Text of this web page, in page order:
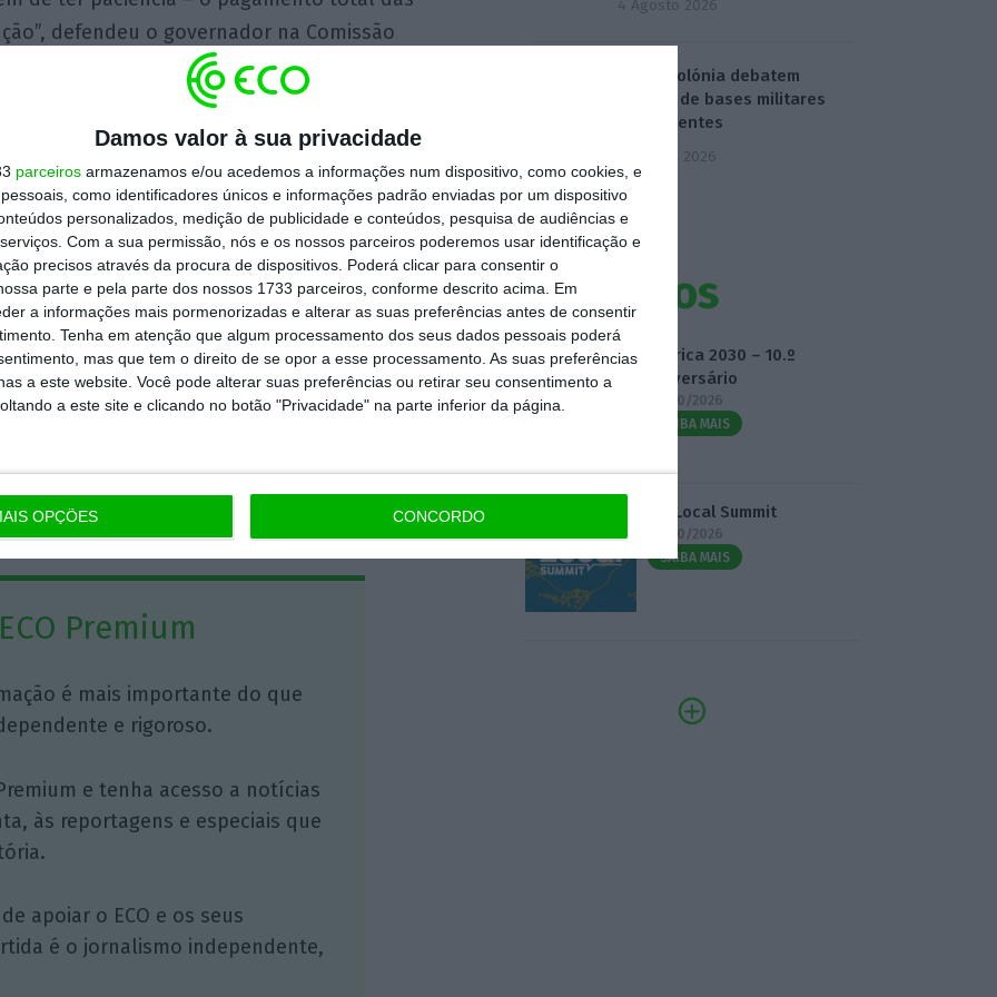
Damos valor à sua privacidade
parceiros armazenamos e/ou acedemos a informações num dispositivo, como cookies, e
como identificadores únicos e informações padrão enviadas por um dispositivo
personalizados, medição de publicidade e conteúdos, pesquisa de audiências e
Com a sua permissão, nós e os nossos parceiros poderemos usar identificação e
precisos através da procura de dispositivos. Poderá clicar para consentir o
parte e pela parte dos nossos 1733 parceiros, conforme descrito acima. Em
a informações mais pormenorizadas e alterar as suas preferências antes de consentir
Tenha em atenção que algum processamento dos seus dados pessoais poderá
mas que tem o direito de se opor a esse processamento. As suas preferências
a este website. Você pode alterar suas preferências ou retirar seu consentimento a
a este site e clicando no botão "Privacidade" na parte inferior da página.
OPÇÕES CONCORDO
defendeu o governador na Comissão
Pública.
que o Fundo de Resolução tinha
milhões de euros, com o passivo a
sobretudo a empréstimos do Estado
o Fundo de Resolução não são novas
Ainda em novembro passadoos bancos
que se deva alargar a contribuição a
aos contribuintes portugueses e
pelos bancos que têm sucursais.
Copiar
Premium
é mais importante do que
e rigoroso.
e tenha acesso a notícias
às reportagens e especiais que
apoiar o ECO e os seus
é o jornalismo independente,
4 Agosto 2026
EUA e Polónia debatem
criação de bases militares
permanentes
5 Agosto 2026
Eventos
Fábrica 2030 – 10.º
Aniversário
14/10/2026
SAIBA MAIS
3.º Local Summit
07/10/2026
SAIBA MAIS